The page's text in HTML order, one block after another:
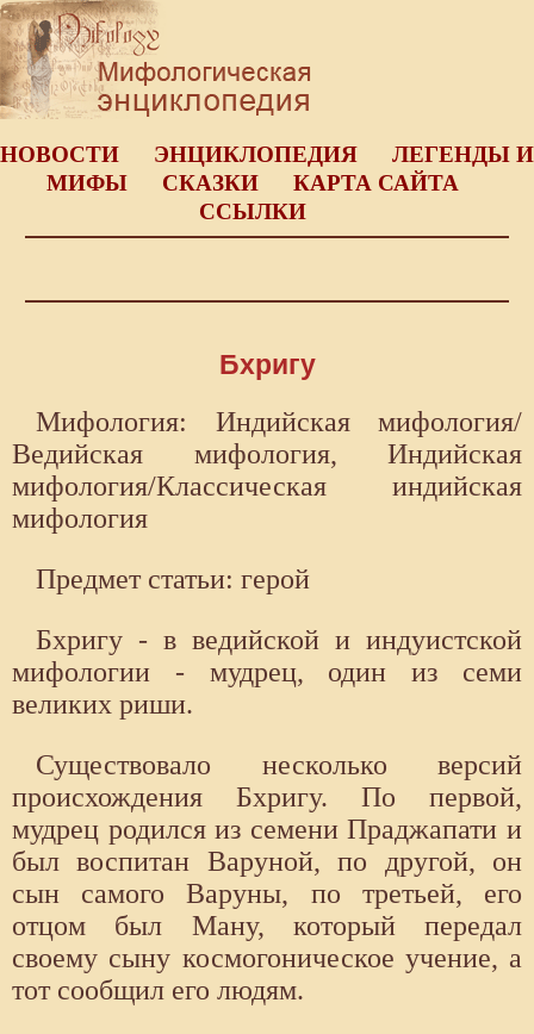
НОВОСТИ ЭНЦИКЛОПЕДИЯ
ЛЕГЕНДЫ И
МИФЫ
СКАЗКИ
КАРТА САЙТА
ССЫЛКИ
Бхригу
Мифология: Индийская мифология/
Ведийская мифология, Индийская
мифология/Классическая индийская
мифология
Предмет статьи: герой
Бхригу - в ведийской и индуистской
мифологии - мудрец, один из семи
великих риши.
Существовало несколько версий
происхождения Бхригу. По первой,
мудрец родился из семени Праджапати и
был воспитан Варуной, по другой, он
сын самого Варуны, по третьей, его
отцом был Ману, который передал
своему сыну космогоническое учение, а
тот сообщил его людям.